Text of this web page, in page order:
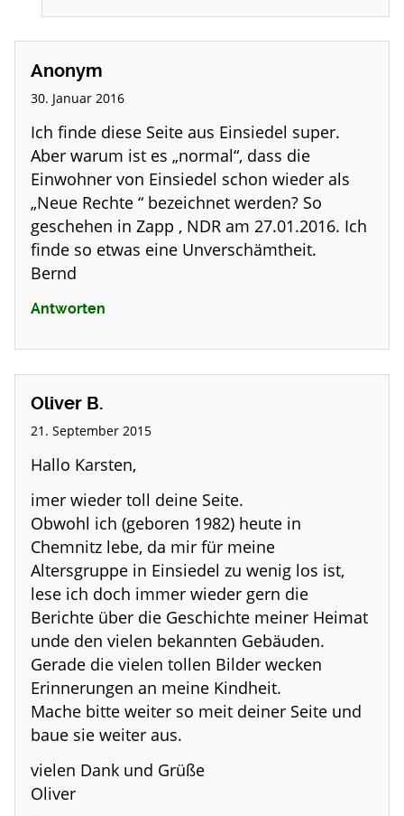
Anonym
30. Januar 2016
Ich finde diese Seite aus Einsiedel super.
Aber warum ist es „normal“, dass die
Einwohner von Einsiedel schon wieder als
„Neue Rechte “ bezeichnet werden? So
geschehen in Zapp , NDR am 27.01.2016. Ich
finde so etwas eine Unverschämtheit.
Bernd
Antworten
Oliver B.
21. September 2015
Hallo Karsten,
imer wieder toll deine Seite.
Obwohl ich (geboren 1982) heute in
Chemnitz lebe, da mir für meine
Altersgruppe in Einsiedel zu wenig los ist,
lese ich doch immer wieder gern die
Berichte über die Geschichte meiner Heimat
unde den vielen bekannten Gebäuden.
Gerade die vielen tollen Bilder wecken
Erinnerungen an meine Kindheit.
Mache bitte weiter so meit deiner Seite und
baue sie weiter aus.
vielen Dank und Grüße
Oliver